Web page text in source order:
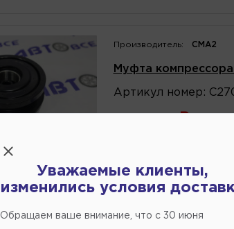
Производитель: CMA2
Муфта
Артикул номер :
В магазине: в наличии
Производитель: QUATTRO
Уважаемые клиенты,
изменились условия
Обращаем ваше внимание, что c 30 июня